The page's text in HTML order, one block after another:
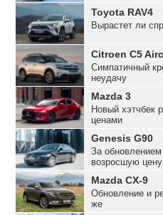
Toyota RAV4
Вырастет ли
Citroen C5
Симпатичный
неудачу
Mazda 3
Новый хэтчбек
ценами
Genesis G90
За
возросшую цену
Mazda CX-9
Обновление и
же